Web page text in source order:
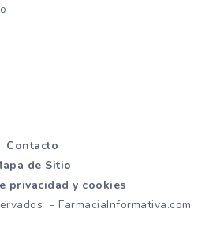
Contacto
de Sitio
privacidad y cookies
- FarmaciaInformativa.com